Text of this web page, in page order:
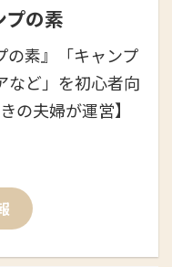
プの素
の素』「キャンプ
など」を初心者向
の夫婦が運営】